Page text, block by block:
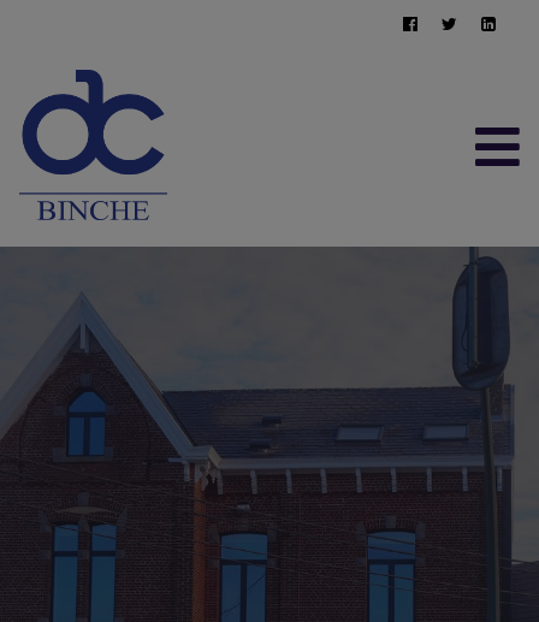
À VENDRE
ESTIMATION GRATUITE
064/22.95.10
immo@afimma.be